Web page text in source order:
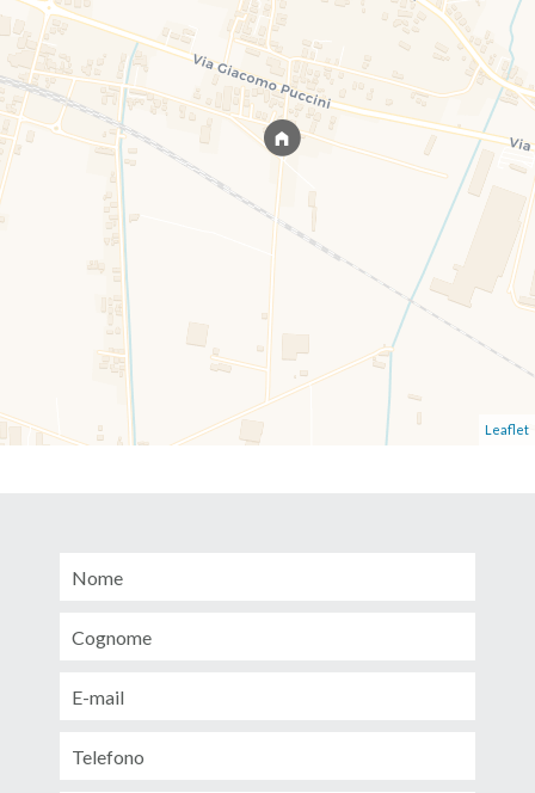
Leaflet